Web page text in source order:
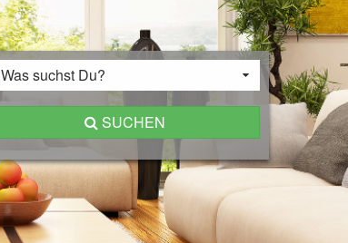
Was suchst Du?
SUCHEN